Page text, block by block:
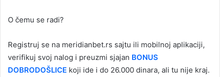
O čemu se radi?
Registruj se na meridianbet.rs sajtu ili mobilnoj aplikaciji,
verifikuj svoj nalog i preuzmi sjajan BONUS
DOBRODOŠLICE koji ide i do 26.000 dinara, ali tu nije kraj.